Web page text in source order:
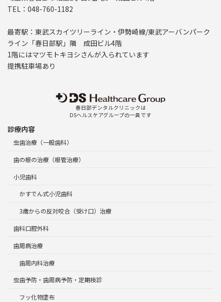
TEL：048-760-1182
最寄駅：東武スカイツリーライン・伊勢崎線/東武アーバンパーク
ライン「春日部駅」隣 成田ビル4階
1階にはマツモトキヨシさんが入られています
提携駐車場あり
春日部デンタルクリニックは
DSヘルスケアグループの一員です
診療内容
虫歯治療（一般歯科）
歯の根の治療（根管治療）
小児歯科
かすでん式小児歯科
3歳からの反対咬合（受け口）治療
歯科口腔外科
歯周病治療
歯周内科治療
虫歯予防・歯周病予防・定期検診
フッ化物塗布